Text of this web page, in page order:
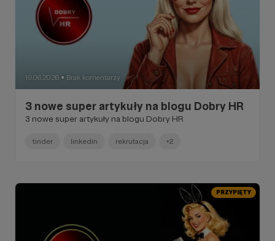
19.06.2026 ● Brak komentarzy
3 nowe super artykuły na blogu Dobry HR
3 nowe super artykuły na blogu Dobry HR
tinder linkedin rekrutacja +2
PRZYPIĘTY